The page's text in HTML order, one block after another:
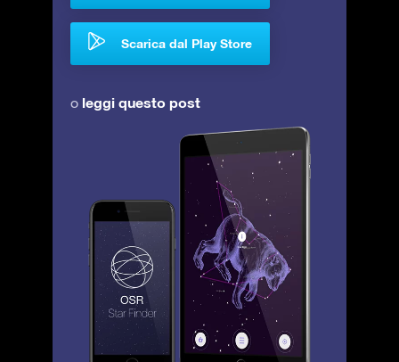
Scarica dal Play Store
o leggi questo post